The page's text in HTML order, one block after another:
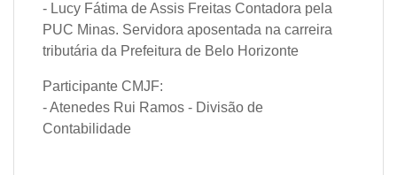
- Lucy Fátima de Assis Freitas Contadora pela
PUC Minas. Servidora aposentada na carreira
tributária da Prefeitura de Belo Horizonte
Participante CMJF:
- Atenedes Rui Ramos - Divisão de
Contabilidade